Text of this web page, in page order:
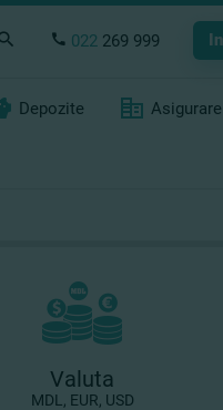
022 269 999
Depozite Asigurare
Valuta
MDL, EUR, USD